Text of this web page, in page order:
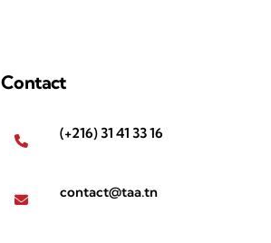
Contact
(+216) 31 41 33 16
contact@taa.tn